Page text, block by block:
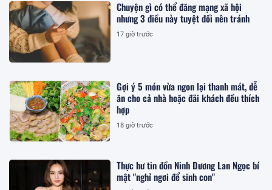
Chuyện gì có thể đăng mạng xã hội
nhưng 3 điều này tuyệt đối nên tránh
17 giờ trước
Gợi ý 5 món vừa ngon lại thanh mát, dễ
ăn cho cả nhà hoặc đãi khách đều thích
hợp
18 giờ trước
Thực hư tin đồn Ninh Dương Lan Ngọc bí
mật "nghỉ ngơi để sinh con"